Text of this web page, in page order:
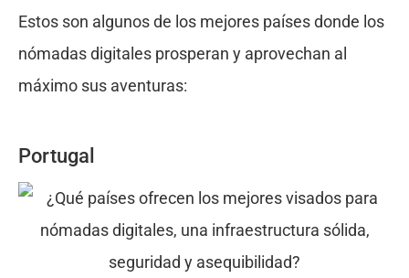
Estos son algunos de los mejores países donde los
nómadas digitales prosperan y aprovechan al
máximo sus aventuras:
Portugal